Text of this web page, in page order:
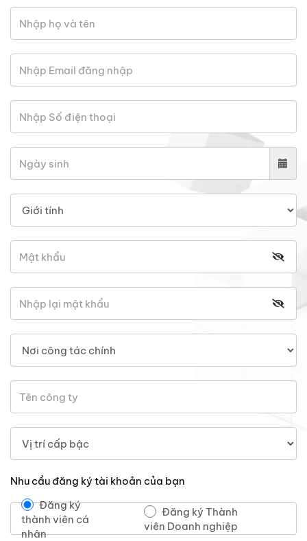
Nhu cầu đăng ký tài khoản của bạn
Đăng ký
thành viên cá
nhân
Đăng ký Thành
viên Doanh nghiệp